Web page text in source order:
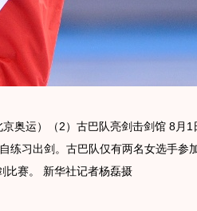
奥运）（2）古巴队亮剑击剑馆 8月1
练习出剑。古巴队仅有两名女选手参
比赛。 新华社记者杨磊摄